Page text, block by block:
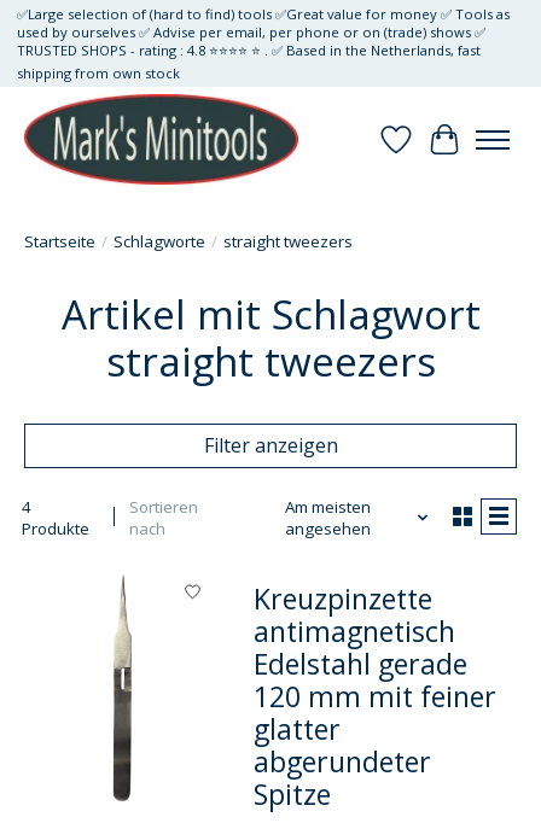
✅Large selection of (hard to find) tools ✅Great value for money ✅ Tools as
used by ourselves ✅ Advise per email, per phone or on (trade) shows ✅
TRUSTED SHOPS - rating : 4.8 ⭐⭐⭐⭐ ⭐ . ✅ Based in the Netherlands, fast
shipping from own stock
Wunschzettel
Ihr
Startseite / Schlagworte / straight tweezers
Artikel mit Schlagwort
straight tweezers
Filter anzeigen
4
Produkte
Sortieren
nach
Am meisten
angesehen
Kreuzpinzette
antimagnetisch
Edelstahl gerade
120 mm mit feiner
glatter
abgerundeter
Spitze